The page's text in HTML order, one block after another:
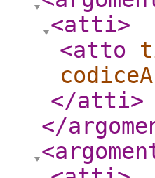
<atti>
<atto
</atti>
</